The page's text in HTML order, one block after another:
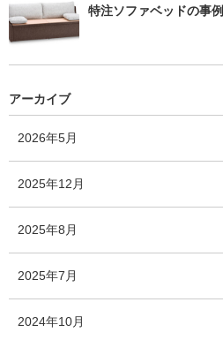
特注ソファベッドの事例
アーカイブ
2026年5月
リ
ー
2025年12月
ー
2025年8月
ー
数
2025年7月
リ
2024年10月